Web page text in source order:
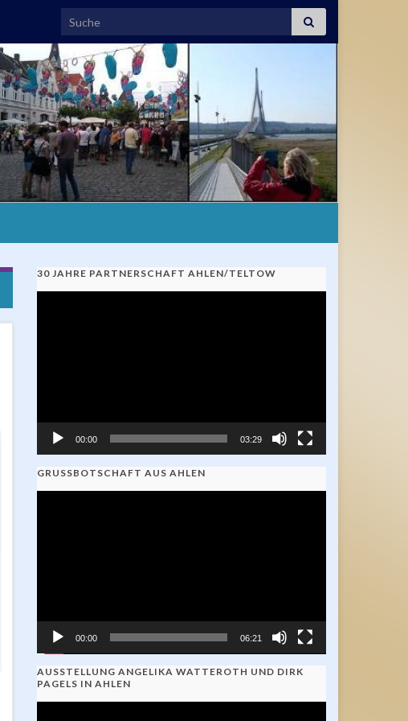
Search for:
30 JAHRE PARTNERSCHAFT AHLEN/TELTOW
00:00 03:29
GRUSSBOTSCHAFT AUS AHLEN
00:00 06:21
AUSSTELLUNG ANGELIKA WATTEROTH UND DIRK
PAGELS IN AHLEN